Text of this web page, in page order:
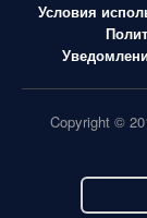
Условия
Copyright ©